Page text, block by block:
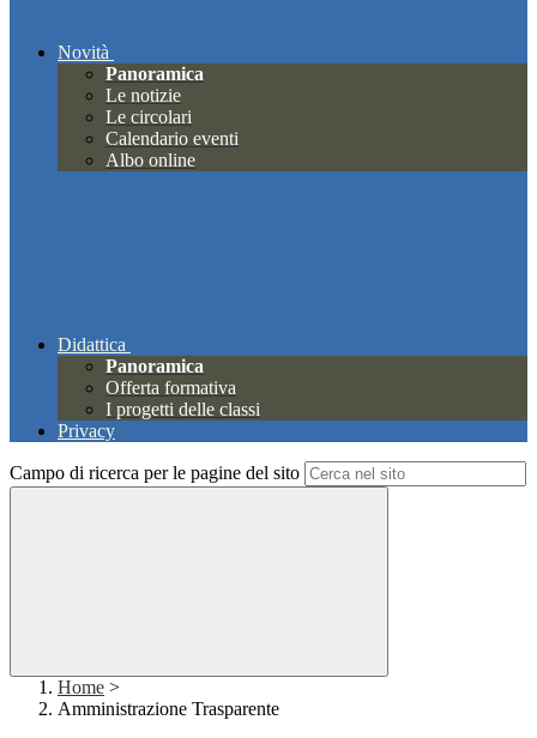
Novità
Panoramica
Le notizie
Le circolari
Calendario eventi
Albo online
Didattica
Panoramica
Offerta formativa
I progetti delle classi
Privacy
Campo di ricerca per le pagine del sito
Home >
Amministrazione Trasparente